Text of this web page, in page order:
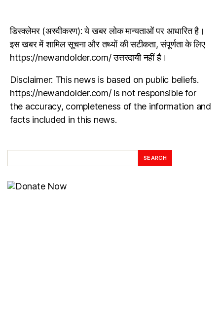
डिस्क्लेमर (अस्वीकरण): ये खबर लोक मान्यताओं पर आधारित है।
इस खबर में शामिल सूचना और तथ्यों की सटीकता, संपूर्णता के लिए
https://newandolder.com/ उत्तरदायी नहीं है।
Disclaimer: This news is based on public beliefs.
https://newandolder.com/ is not responsible for
the accuracy, completeness of the information and
facts included in this news.
SEARCH